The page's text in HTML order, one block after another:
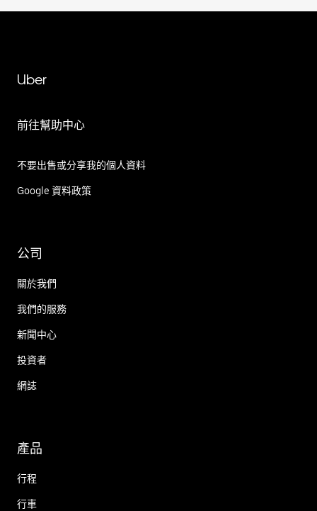
Uber
前往幫助中心
不要出售或分享我的個人資料
Google 資料政策
公司
關於我們
我們的服務
新聞中心
投資者
網誌
產品
行程
行車